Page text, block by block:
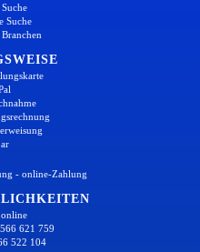
Suche
- online-Zahlung
621 759
522 104